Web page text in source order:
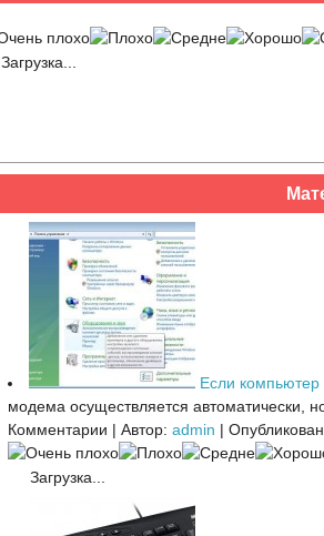
Загрузка...
Если
модема осуществляется автоматически,
Комментарии | Автор: admin |
Загрузка...